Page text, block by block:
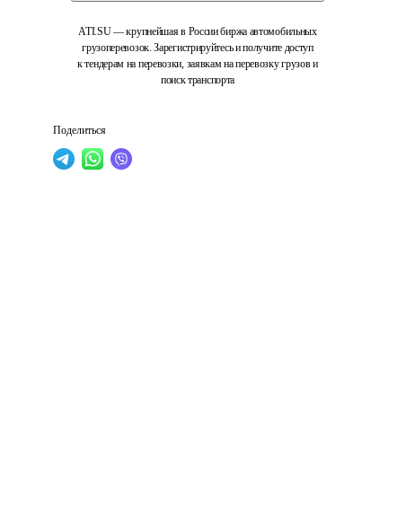
ATI.SU — крупнейшая в России биржа автомобильных
грузоперевозок. Зарегистрируйтесь и получите доступ
к тендерам на перевозки, заявкам на перевозку грузов и
поиск транспорта
Поделиться